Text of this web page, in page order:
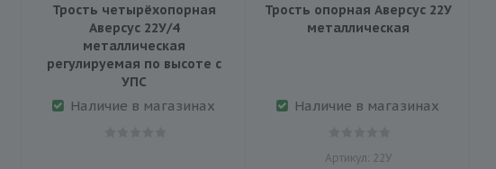
Трость четырёхопорная
Аверсус 22У/4
металлическая
регулируемая по высоте c
УПС
Наличие в магазинах
Трость опорная Аверсус 22У
металлическая
Наличие в магазинах
Артикул: 22У